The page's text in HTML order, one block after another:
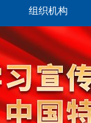
组织机构